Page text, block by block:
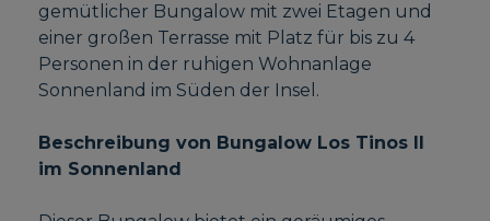
gemütlicher Bungalow mit zwei Etagen und
einer großen Terrasse mit Platz für bis zu 4
Personen in der ruhigen Wohnanlage
Sonnenland im Süden der Insel.
Beschreibung von Bungalow Los Tinos II
im Sonnenland